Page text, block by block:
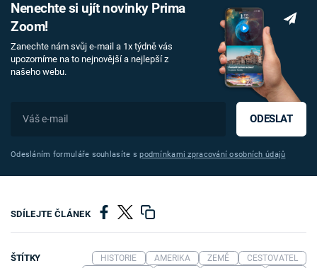
Nenechte si ujít novinky Prima
Zoom!
Zanechte nám svůj e-mail a 1x týdně vás
upozorníme na to nejnovější a nejlepší z
našeho webu.
ODESLAT
Odesláním formuláře souhlasíte spodmínkami zpracování osobních údajů
SDÍLEJTE ČLÁNEK
ŠTÍTKY HISTORIE AMERIKA ZEMĚ
CESTOVATEL